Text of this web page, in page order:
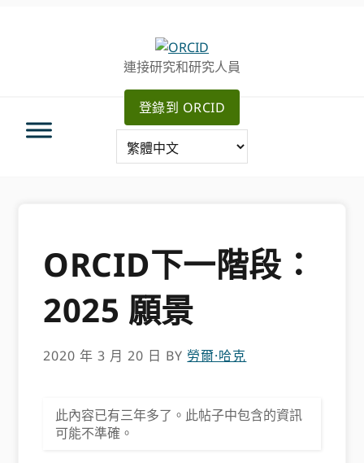
連接研究和研究人員
登錄到 ORCID
ORCID下一階段：
2025 願景
2020 年 3 月 20 日 BY 勞爾·哈克
此內容已有三年多了。此帖子中包含的資訊
可能不準確。